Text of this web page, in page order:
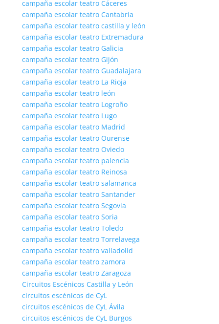
campaña escolar teatro Cáceres
campaña escolar teatro Cantabria
campaña escolar teatro castilla y león
campaña escolar teatro Extremadura
campaña escolar teatro Galicia
campaña escolar teatro Gijón
campaña escolar teatro Guadalajara
campaña escolar teatro La Rioja
campaña escolar teatro león
campaña escolar teatro Logroño
campaña escolar teatro Lugo
campaña escolar teatro Madrid
campaña escolar teatro Ourense
campaña escolar teatro Oviedo
campaña escolar teatro palencia
campaña escolar teatro Reinosa
campaña escolar teatro salamanca
campaña escolar teatro Santander
campaña escolar teatro Segovia
campaña escolar teatro Soria
campaña escolar teatro Toledo
campaña escolar teatro Torrelavega
campaña escolar teatro valladolid
campaña escolar teatro zamora
campaña escolar teatro Zaragoza
Circuitos Escénicos Castilla y León
circuitos escénicos de CyL
circuitos escénicos de CyL Ávila
circuitos escénicos de CyL Burgos